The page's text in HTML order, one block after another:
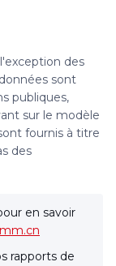
des
sont
publiques,
sur le modèle
fournis à titre
des
en savoir
rapports de